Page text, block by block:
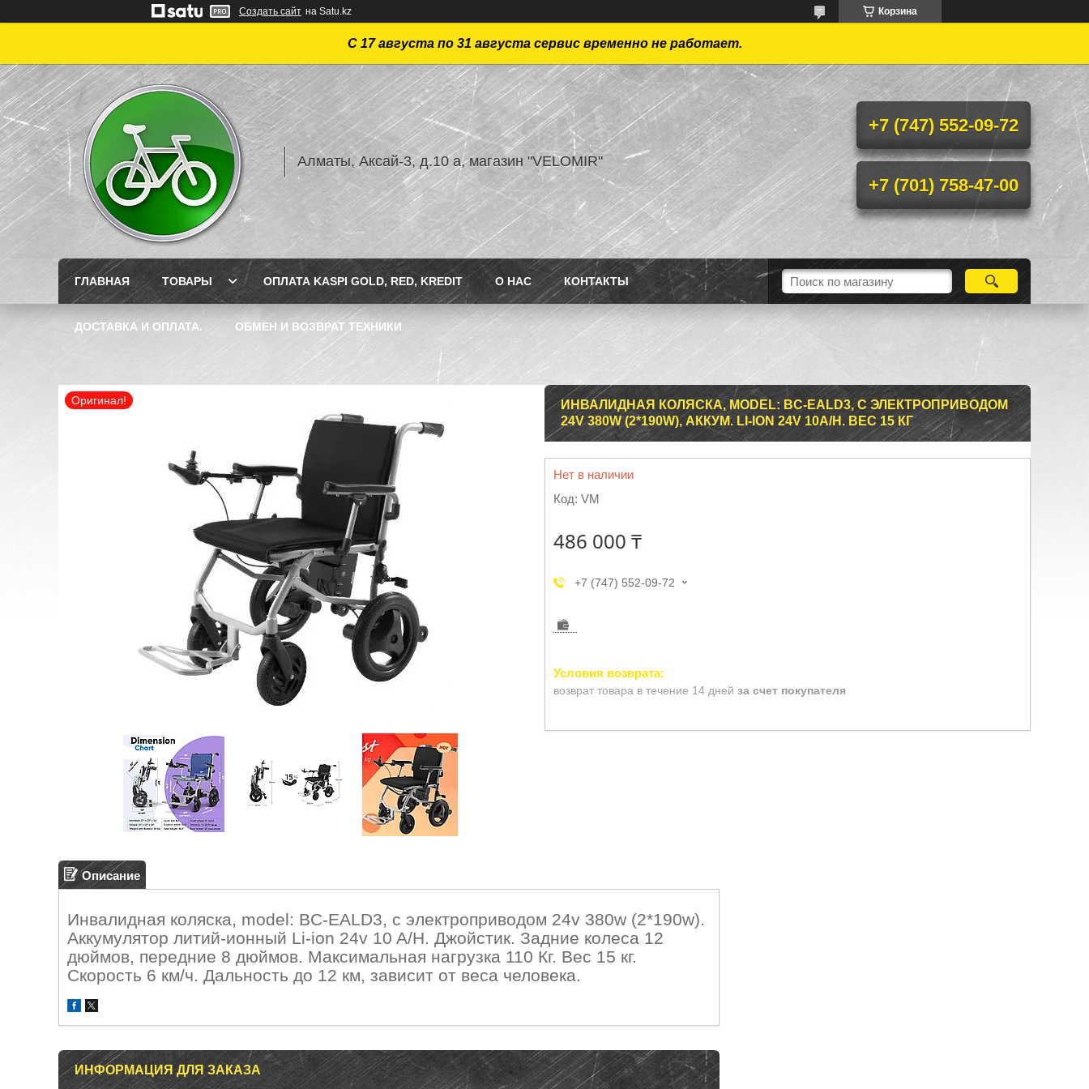
Создать сайт на Satu.kz Корзина
С 17 августа по 31 августа сервис временно не работает.
Алматы, Аксай-3, д.10 а, магазин "VELOMIR"
+7 (747) 552-09-72
+7 (701) 758-47-00
ГЛАВНАЯ ТОВАРЫ ОПЛАТА KASPI GOLD, RED, KREDIT О НАС КОНТАКТЫ
ДОСТАВКА И ОПЛАТА. ОБМЕН И ВОЗВРАТ ТЕХНИКИ
Оригинал!
ИНВАЛИДНАЯ КОЛЯСКА, MODEL: BC-EALD3, С ЭЛЕКТРОПРИВОДОМ
24V 380W (2*190W), АККУМ. LI-ION 24V 10A/H. ВЕС 15 КГ
Нет в наличии
Код: VM
486 000 ₸
+7 (747) 552-09-72
возврат товара в течение 14 дней за счет покупателя
Описание
Инвалидная коляска, model: BC-EALD3, с электроприводом 24v 380w (2*190w).
Аккумулятор литий-ионный Li-ion 24v 10 A/H. Джойстик. Задние колеса 12
дюймов, передние 8 дюймов. Максимальная нагрузка 110 Кг. Вес 15 кг.
Скорость 6 км/ч. Дальность до 12 км, зависит от веса человека.
ИНФОРМАЦИЯ ДЛЯ ЗАКАЗА